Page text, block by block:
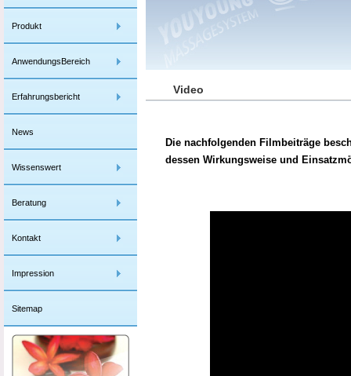
Produkt
AnwendungsBereich
Erfahrungsbericht
News
Wissenswert
Beratung
Kontakt
Impression
Sitemap
Video
Die nachfolgenden Filmbeiträge
dessen Wirkungsweise und